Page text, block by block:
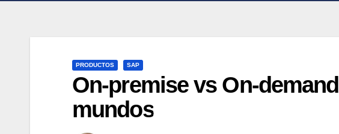
PRODUCTOS SAP
On-premise vs On-
mundos